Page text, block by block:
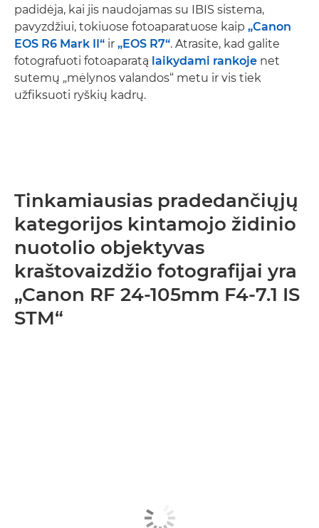
padidėja, kai jis naudojamas su IBIS sistema,
pavyzdžiui, tokiuose fotoaparatuose kaip „Canon
EOS R6 Mark II“ ir „EOS R7“. Atrasite, kad galite
fotografuoti fotoaparatą laikydami rankoje net
sutemų „mėlynos valandos“ metu ir vis tiek
užfiksuoti ryškių kadrų.
Tinkamiausias pradedančiųjų
kategorijos kintamojo židinio
nuotolio objektyvas
kraštovaizdžio fotografijai yra
„Canon RF 24-105mm F4-7.1 IS
STM“